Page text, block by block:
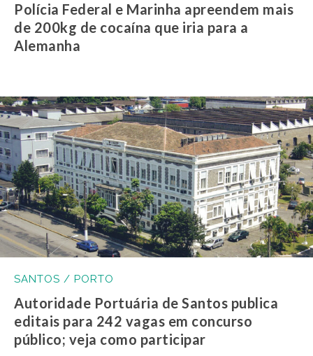
Polícia Federal e Marinha apreendem mais
de 200kg de cocaína que iria para a
Alemanha
SANTOS / PORTO
Autoridade Portuária de Santos publica
editais para 242 vagas em concurso
público; veja como participar